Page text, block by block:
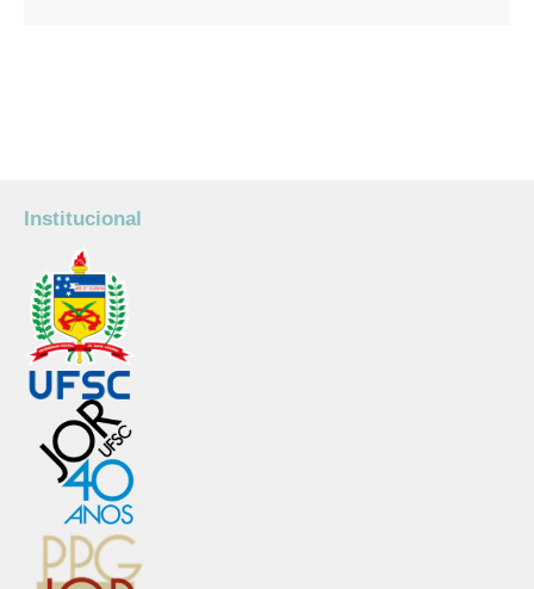
Institucional